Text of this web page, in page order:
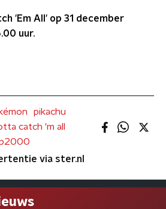
'Em All' op 31 december
uur.
pikachu
catch 'm all
via ster.nl